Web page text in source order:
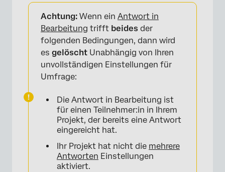
Achtung: Wenn ein Antwort in
Bearbeitung trifft beides der
folgenden Bedingungen, dann wird
es gelöscht Unabhängig von Ihren
unvollständigen Einstellungen für
Umfrage:
Die Antwort in Bearbeitung ist
für einen Teilnehmer:in in Ihrem
Projekt, der bereits eine Antwort
eingereicht hat.
Ihr Projekt hat nicht die mehrere
Antworten Einstellungen
aktiviert.